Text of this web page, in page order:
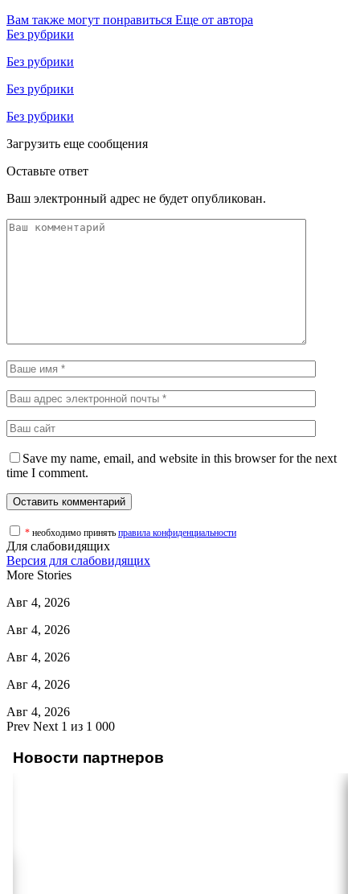
Вам также могут понравиться Еще от автора
Без рубрики
Без рубрики
Без рубрики
Без рубрики
Загрузить еще сообщения
Оставьте ответ
Ваш электронный адрес не будет опубликован.
Save my name, email, and website in this browser for the next
time I comment.
* необходимо принять правила конфиденциальности
Для слабовидящих
Версия для слабовидящих
More Stories
Авг 4, 2026
Авг 4, 2026
Авг 4, 2026
Авг 4, 2026
Авг 4, 2026
Prev Next 1 из 1 000
Новости партнеров